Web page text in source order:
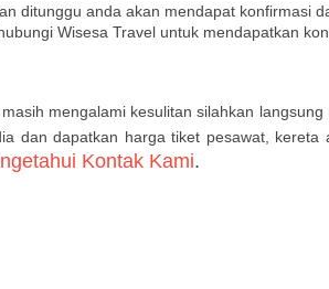
ditunggu anda akan mendapat konfirmasi
Wisesa Travel untuk mendapatkan
mengalami kesulitan silahkan
dan dapatkan harga tiket pesawat, kereta
Kontak Kami.